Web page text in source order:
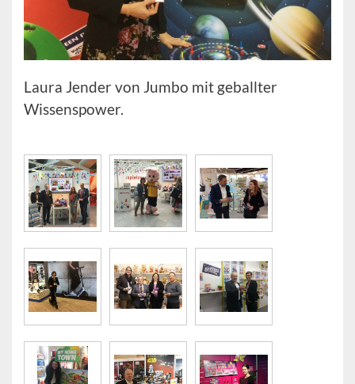
Laura Jender von Jumbo mit geballter
Wissenspower.